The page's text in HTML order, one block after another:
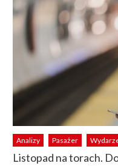
Analizy Pasażer
Listopad na torach.